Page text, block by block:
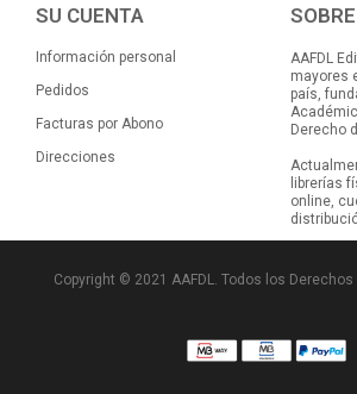
SU CUENTA
Información personal
Pedidos
Facturas por Abono
Direcciones
AAFDL
mayores
país,
Derecho
librerías
online,
Copyright © 2021 AAFDL. Todos los